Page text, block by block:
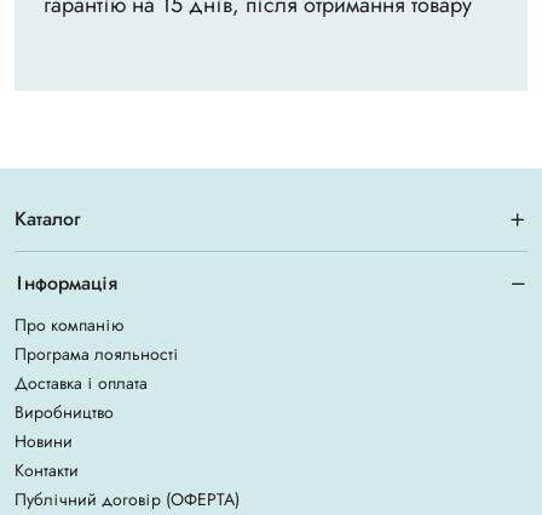
Каталог
Інформація
Про компанію
Програма лояльності
Доставка і оплата
Виробництво
Новини
Контакти
Публічний договір (ОФЕРТА)